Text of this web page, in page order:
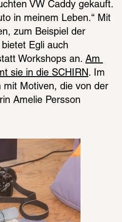
VW Caddy gekauft.
in meinem Leben.“ Mit
zum Beispiel der
Egli auch
Workshops an. Am
sie in die SCHIRN . Im
mit Motiven, die von der
Amelie Persson